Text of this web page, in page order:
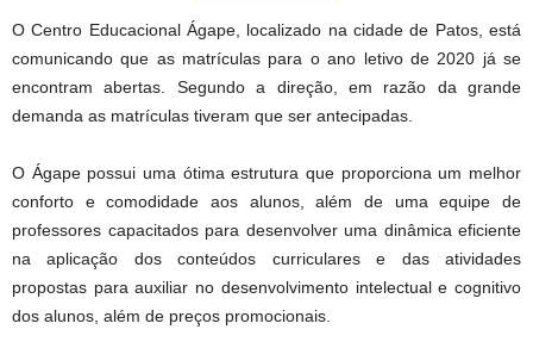
O Centro Educacional Ágape, localizado na cidade de Patos, está
comunicando que as matrículas para o ano letivo de 2020 já se
encontram abertas. Segundo a direção, em razão da grande
demanda as matrículas tiveram que ser antecipadas.
O Ágape possui uma ótima estrutura que proporciona um melhor
conforto e comodidade aos alunos, além de uma equipe de
professores capacitados para desenvolver uma dinâmica eficiente
na aplicação dos conteúdos curriculares e das atividades
propostas para auxiliar no desenvolvimento intelectual e cognitivo
dos alunos, além de preços promocionais.